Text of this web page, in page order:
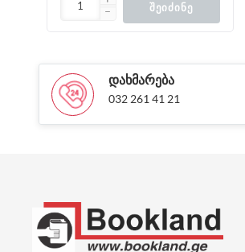
ᲨᲔᲘᲫᲘᲜᲔ
ᲓᲐᲮᲛᲐᲠᲔᲑᲐ
032 261 41 21